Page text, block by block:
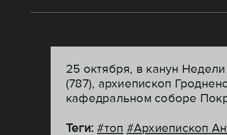
25 октября, в канун
(787), архиепископ
кафедральном соборе
Теги:#топ #Архиепископ